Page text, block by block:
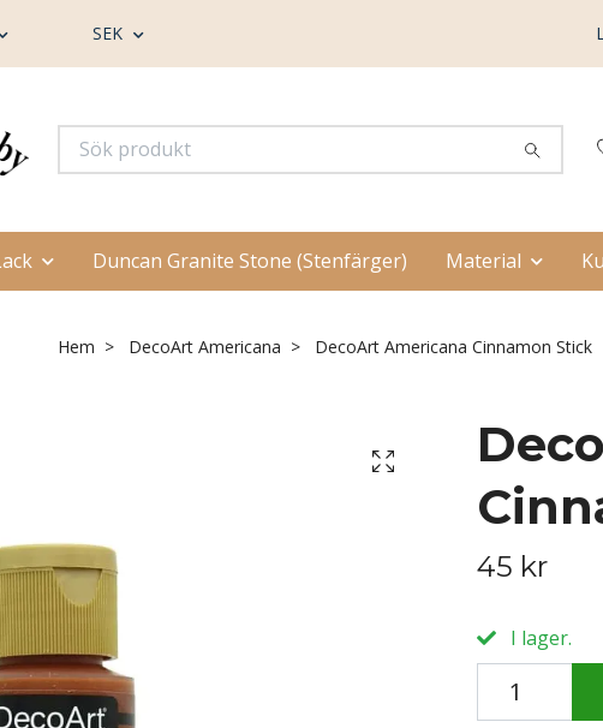
SEK
Duncan Granite Stone (Stenfärger) Material
Hem DecoArt Americana DecoArt Americana Cinnamon Stick
45 kr
I lager.